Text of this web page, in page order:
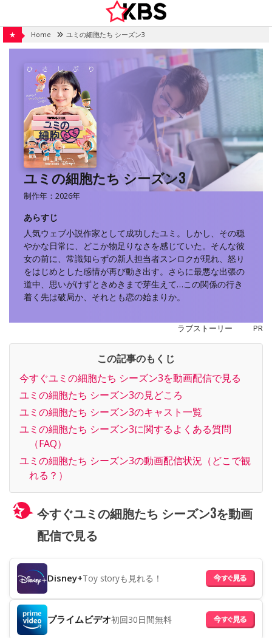
content
★ Home ユミの細胞たち シーズン3
ユミの細胞たち シーズン3
制作年：2026年
あらすじ
人気ウェブ小説作家として成功したユミ。しかし、その穏
やかな日常に、どこか物足りなさを感じていた。そんな彼
女の前に、常識知らずの新人担当者スンロクが現れ、怒り
をはじめとした感情が再び動き出す。さらに最悪な出張の
道中、思いがけずときめきまで芽生えて…この関係の行き
着く先は破局か、それとも恋の始まりか。
ラブストーリー PR
この記事のもくじ
今すぐユミの細胞たち シーズン3を動画配信で見る
ユミの細胞たち シーズン3の見どころ
ユミの細胞たち シーズン3のキャスト一覧
ユミの細胞たち シーズン3に関するよくある質問
（FAQ）
ユミの細胞たち シーズン3の動画配信状況（どこで観
れる？）
今すぐユミの細胞たち シーズン3を動画
配信で見る
Disney+Toy storyも見れる！
プライムビデオ初回30日間無料